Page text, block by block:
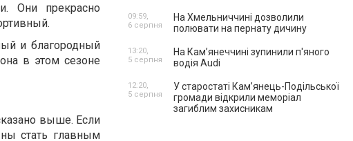
Они прекрасно
и благородный
в этом сезоне
выше. Если
стать главным
На Хмельниччині дозволили
полювати на пернату дичину
09:59,
6 серпня
На Камʼянеччині зупинили п'яного
водія Audi
13:20,
5 серпня
У старостаті Кам’янець-Подільської
громади відкрили меморіал
загиблим захисникам
12:20,
5 серпня